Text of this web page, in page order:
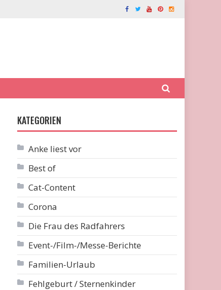
KATEGORIEN
Anke liest vor
Best of
Cat-Content
Corona
Die Frau des Radfahrers
Event-/Film-/Messe-Berichte
Familien-Urlaub
Fehlgeburt / Sternenkinder